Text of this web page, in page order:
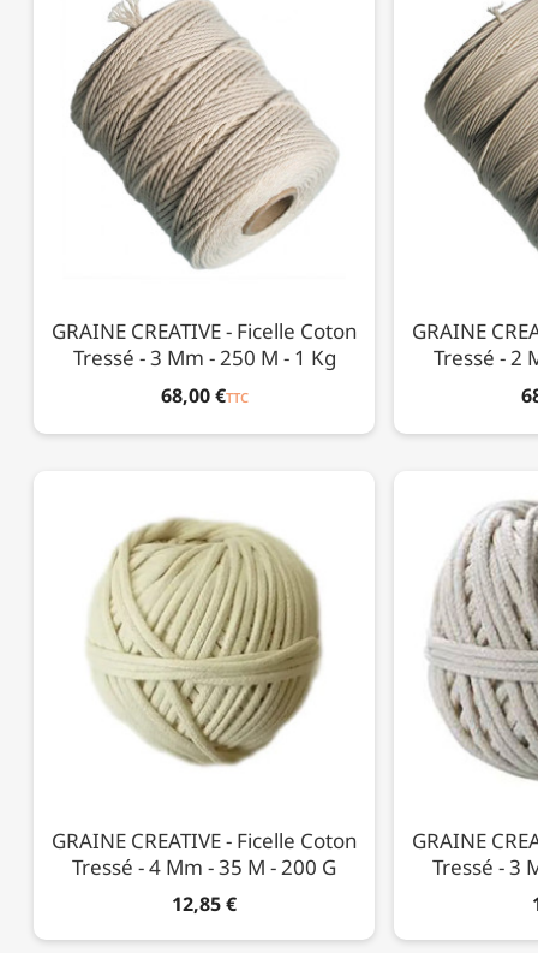
GRAINE CREATIVE - Ficelle Coton
Tressé - 3 Mm - 250 M - 1 Kg
68,00 €TTC
GRAINE
Tressé - 2
GRAINE CREATIVE - Ficelle Coton
Tressé - 4 Mm - 35 M - 200 G
12,85 €
GRAINE
Tressé - 3